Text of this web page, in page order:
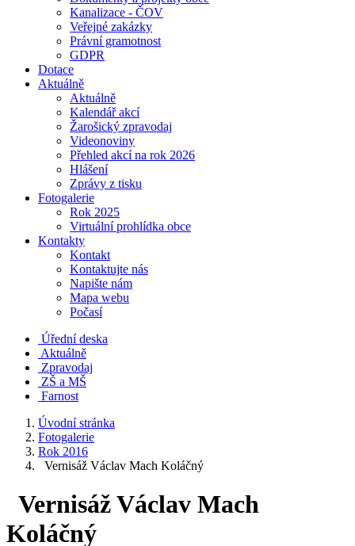
Kanalizace - ČOV
Veřejné zakázky
Právní gramotnost
GDPR
Dotace
Aktuálně
Aktuálně
Kalendář akcí
Žarošický zpravodaj
Videonoviny
Přehled akcí na rok 2026
Hlášení
Zprávy z tisku
Fotogalerie
Rok 2025
Virtuální prohlídka obce
Kontakty
Kontakt
Kontaktujte nás
Napište nám
Mapa webu
Počasí
Úřední deska
Aktuálně
Zpravodaj
ZŠ a MŠ
Farnost
Úvodní stránka
Fotogalerie
Rok 2016
Vernisáž Václav Mach Koláčný
Vernisáž Václav Mach
Koláčný